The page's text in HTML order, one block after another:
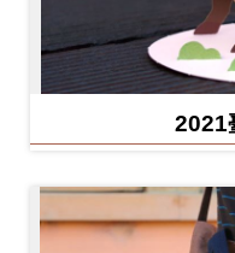
2021